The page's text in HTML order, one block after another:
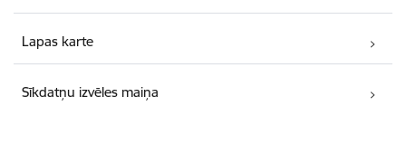
Lapas karte
Sīkdatņu izvēles maiņa